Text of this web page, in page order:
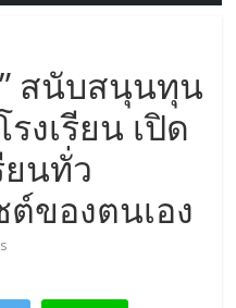
สนับสนุนทุน
งเรียน เปิด
ยนทั่ว
ต์ของตนเอง